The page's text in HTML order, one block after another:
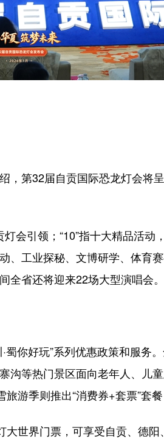
第32届自贡国际恐龙灯会将
会引领；“10”指十大精品活
工业探秘、文博研学、体育
省还将迎来22场大型演唱会。
你好玩”系列优惠政策和服务
沟等热门景区面向老年人、儿
游季则推出“消费券+套票”套餐
世界门票，可享受自贡、德阳